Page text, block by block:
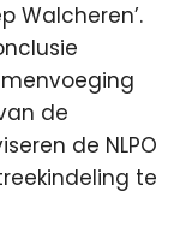
Walcheren’.
de
de NLPO
te